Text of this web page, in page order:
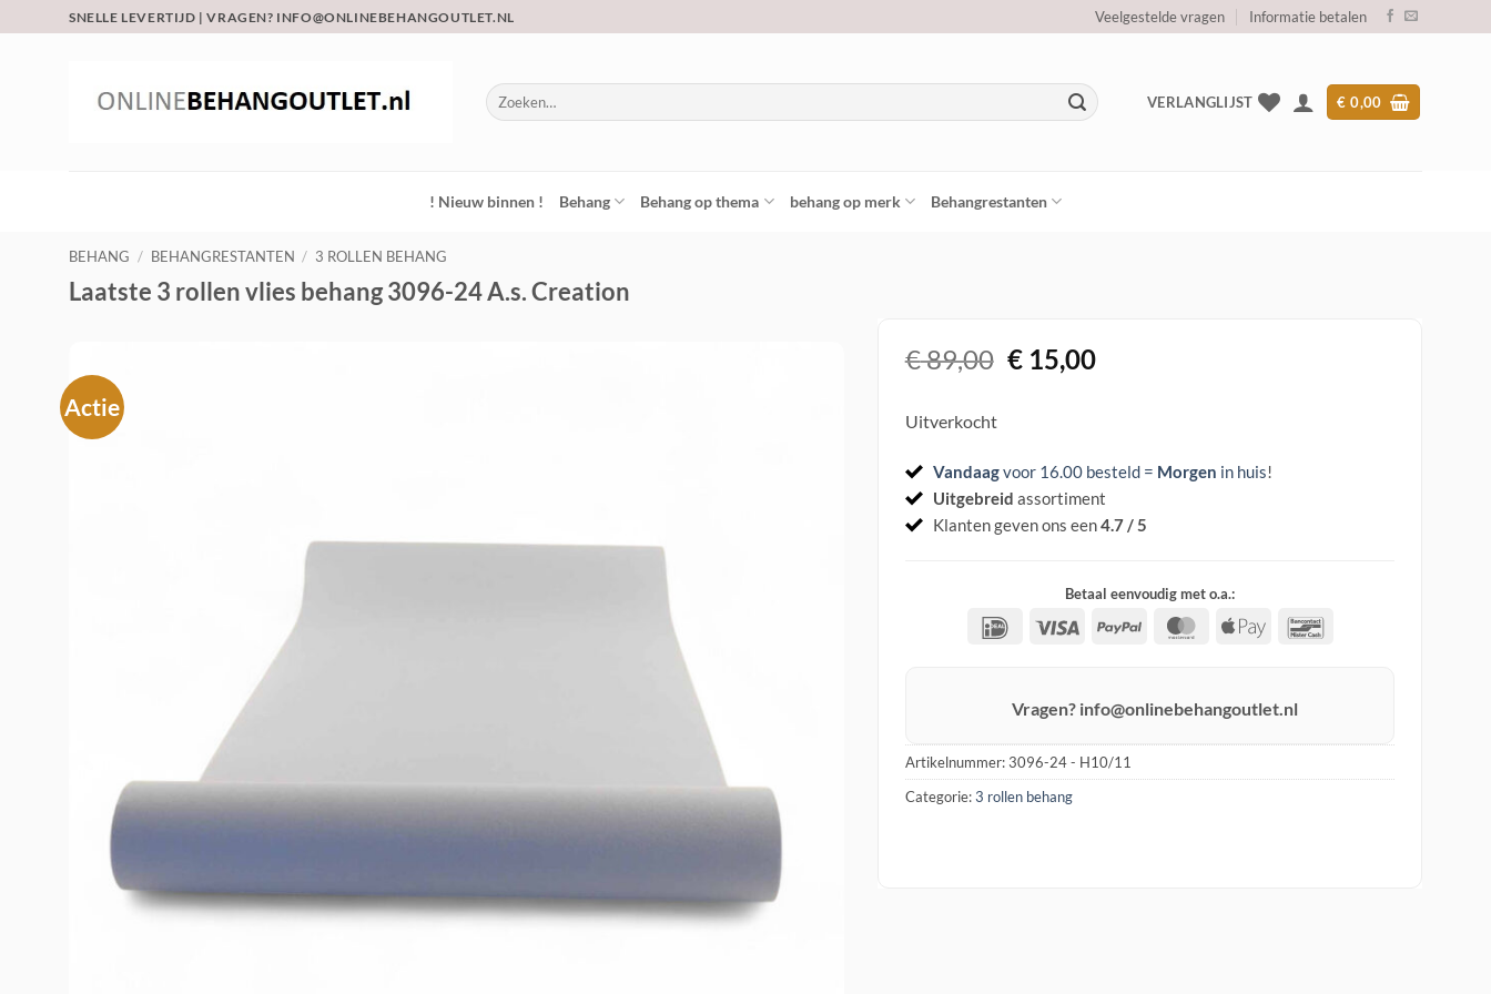
naar
SNELLE LEVERTIJD | VRAGEN? INFO@ONLINEBEHANGOUTLET.NL Veelgestelde vragen Informatie betalen
Zoeken
naar:
VERLANGLIJST € 0,00
! Nieuw binnen ! Behang Behang op thema behang op merk Behangrestanten
BEHANG / BEHANGRESTANTEN / 3 ROLLEN BEHANG
Laatste 3 rollen vlies behang 3096-24 A.s. Creation
Actie
€89,00 Oorspronkelijke
€15,00Huidige
Uitverkocht
Vandaagvoor 16.00 besteld = Morgen in huis!
Uitgebreid assortiment
Klanten geven ons een4.7 / 5
Betaal eenvoudig met o.a.:
IDeal Visa PayPal MasterCard
Apple
Vragen? info@onlinebehangoutlet.nl
Artikelnummer:3096-24 - H10/11
Categorie:3 rollen behang